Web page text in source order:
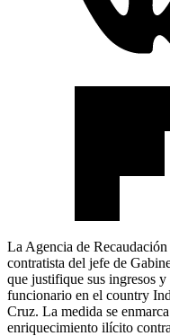
La Agencia de
contratista del jefe de
que justifique sus ingresos
funcionario en el country
Cruz. La medida se
enriquecimiento ilícito